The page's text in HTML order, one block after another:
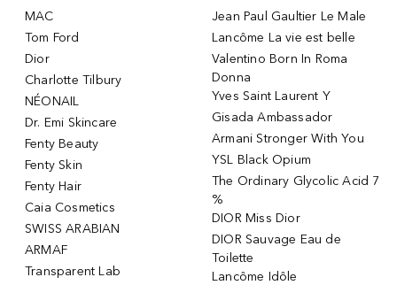
MAC
Tom Ford
Dior
Charlotte Tilbury
NÉONAIL
Dr. Emi Skincare
Fenty Beauty
Fenty Skin
Fenty Hair
Caia Cosmetics
SWISS ARABIAN
ARMAF
Transparent Lab
Jean Paul Gaultier Le Male
Lancôme La vie est belle
Valentino Born In Roma
Donna
Yves Saint Laurent Y
Gisada Ambassador
Armani Stronger With You
YSL Black Opium
The Ordinary Glycolic Acid 7
%
DIOR Miss Dior
DIOR Sauvage Eau de
Toilette
Lancôme Idôle